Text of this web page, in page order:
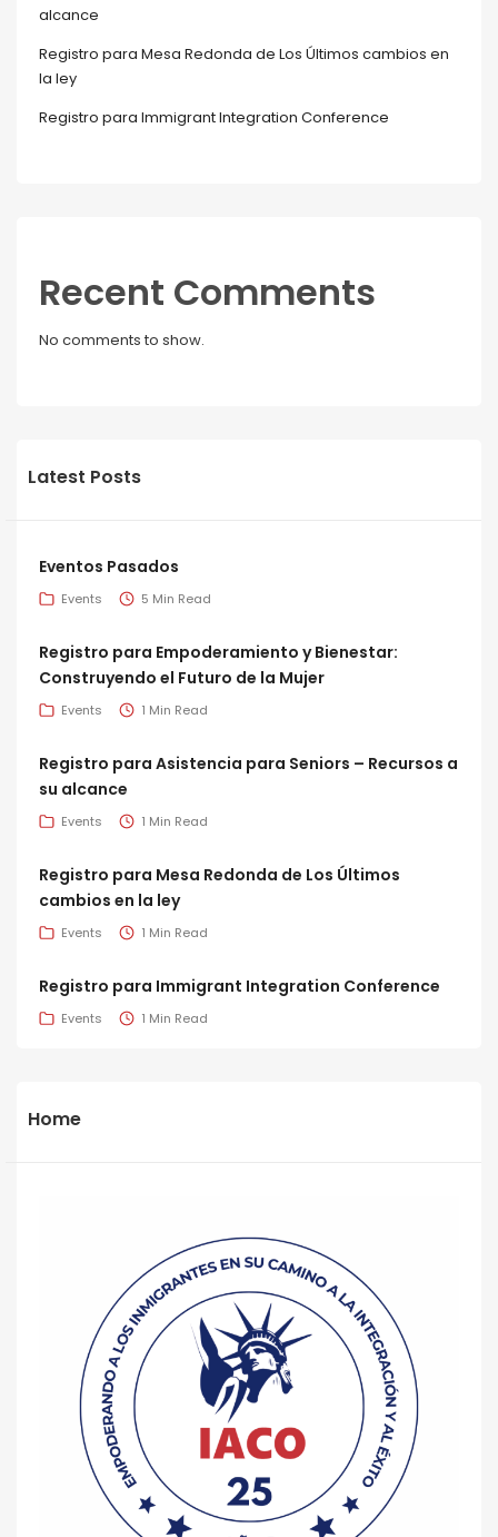
alcance
Registro para Mesa Redonda de Los Últimos cambios en
la ley
Registro para Immigrant Integration Conference
Recent Comments
No comments to show.
Latest Posts
Eventos Pasados
Events 5 Min Read
Registro para Empoderamiento y Bienestar:
Construyendo el Futuro de la Mujer
Events 1 Min Read
Registro para Asistencia para Seniors – Recursos a
su alcance
Events 1 Min Read
Registro para Mesa Redonda de Los Últimos
cambios en la ley
Events 1 Min Read
Registro para Immigrant Integration Conference
Events 1 Min Read
Home